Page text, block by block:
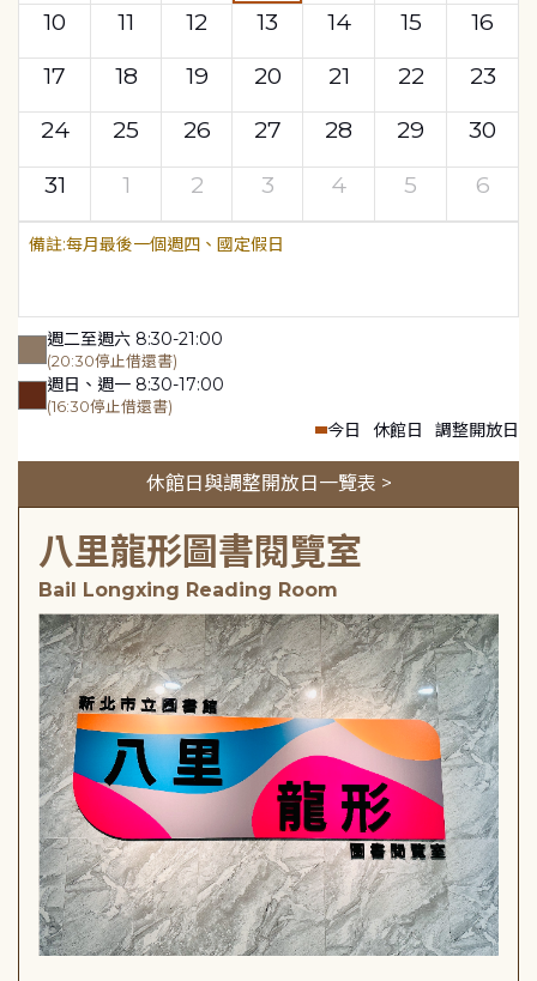
10
11 12 13 14 15
16
17
18 19 20 21 22
23
24
25 26 27 28 29
30
31
1 2 3 4 5 6
每月最後一個週四、國定假日
週二至週六 8:30-21:00
(20:30停止借還書)
週日、週一 8:30-17:00
(16:30停止借還書)
今日 休館日 調整開放日
休館日與調整開放日一覽表 >
八里龍形圖書閱覽室
Bail Longxing Reading Room